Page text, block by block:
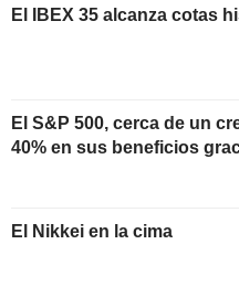
El IBEX 35 alcanza cotas
El S&P 500, cerca de un
40% en sus beneficios
El Nikkei en la cima